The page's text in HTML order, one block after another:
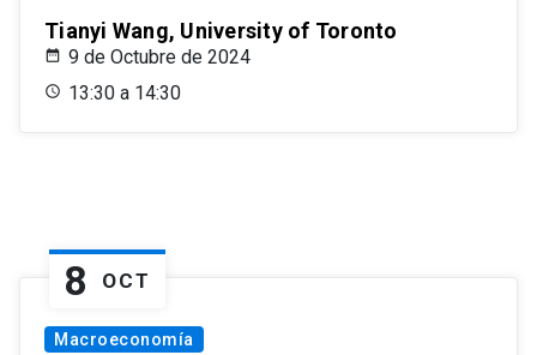
Tianyi Wang, University of Toronto
9 de Octubre de 2024
13:30 a 14:30
8 OCT
Macroeconomía